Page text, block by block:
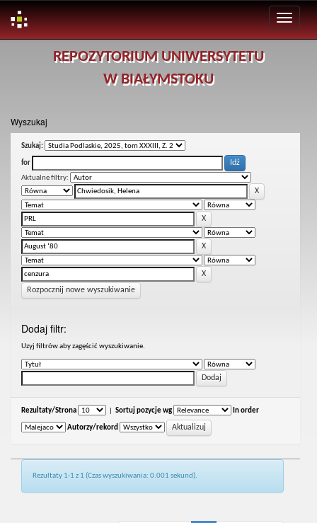
REPOZYTORIUM UNIWERSYTETU
W BIAŁYMSTOKU
Wyszukaj
Szukaj:
for
Aktualne filtry:
Rozpocznij nowe wyszukiwanie
Dodaj filtr:
Uzyj filtrów aby zagęścić wyszukiwanie.
Rezultaty/Strona Sortuj pozycje wg In order
Autorzy/rekord
Rezultaty 1-1 z 1 (Czas wyszukiwania: 0.001 sekund).